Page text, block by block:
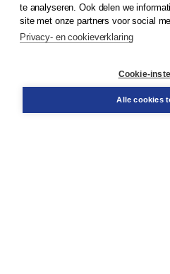
Klantenservice
Service & informatie
Contact
te analyseren. Ook delen we
site met onze partners voor social
Privacy- en cookieverklaring
Cookie-
Alle cookies